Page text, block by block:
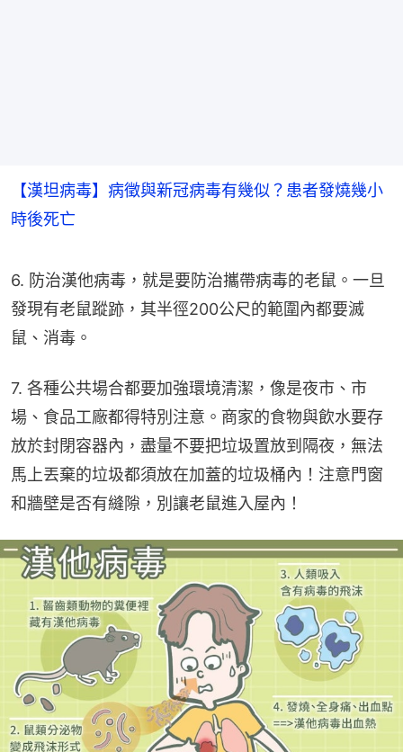
【漢坦病毒】病徵與新冠病毒有幾似？患者發燒幾小
時後死亡
6. 防治漢他病毒，就是要防治攜帶病毒的老鼠。一旦
發現有老鼠蹤跡，其半徑200公尺的範圍內都要滅
鼠、消毒。
7. 各種公共場合都要加強環境清潔，像是夜市、市
場、食品工廠都得特別注意。商家的食物與飲水要存
放於封閉容器內，盡量不要把垃圾置放到隔夜，無法
馬上丟棄的垃圾都須放在加蓋的垃圾桶內！注意門窗
和牆壁是否有縫隙，別讓老鼠進入屋內！